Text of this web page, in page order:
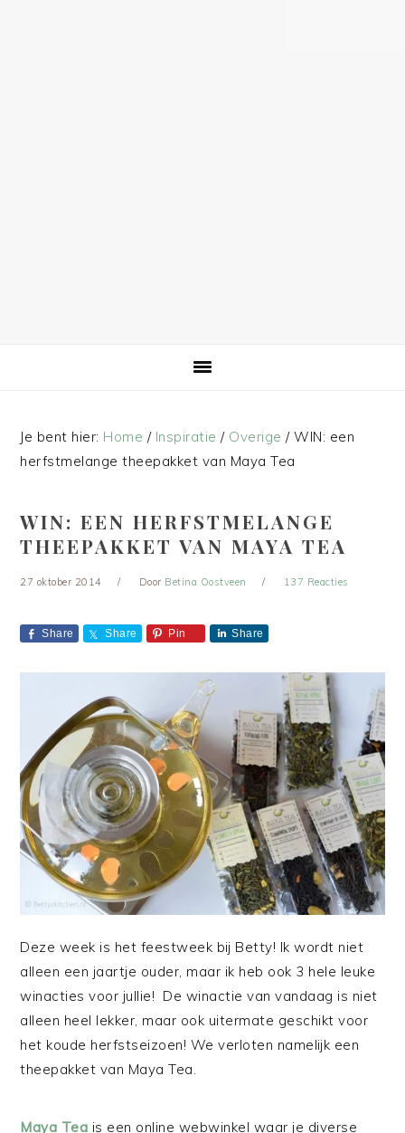
Je bent hier: Home / Inspiratie / Overige /WIN: een
herfstmelange theepakket van Maya Tea
WIN: EEN HERFSTMELANGE
THEEPAKKET VAN MAYA TEA
27 oktober 2014 Door Betina Oostveen 137 Reacties
Share Share Pin Share
Deze week is het feestweek bij Betty! Ik wordt niet
alleen een jaartje ouder, maar ik heb ook 3 hele leuke
winacties voor jullie! De winactie van vandaag is niet
alleen heel lekker, maar ook uitermate geschikt voor
het koude herfstseizoen! We verloten namelijk een
theepakket van Maya Tea.
Maya Tea is een online webwinkel waar je diverse